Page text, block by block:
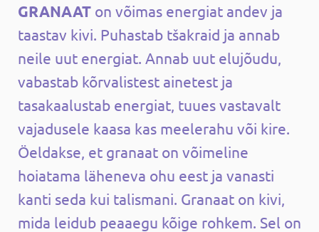
GRANAAT on võimas energiat andev ja
taastav kivi. Puhastab tšakraid ja annab
neile uut energiat. Annab uut elujõudu,
vabastab kõrvalistest ainetest ja
tasakaalustab energiat, tuues vastavalt
vajadusele kaasa kas meelerahu või kire.
Öeldakse, et granaat on võimeline
hoiatama läheneva ohu eest ja vanasti
kanti seda kui talismani. Granaat on kivi,
mida leidub peaaegu kõige rohkem. Sel on